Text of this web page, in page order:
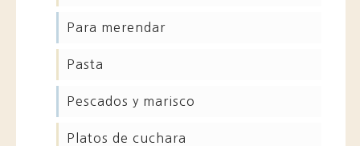
para merendar
pasta
pescados y marisco
platos de cuchara